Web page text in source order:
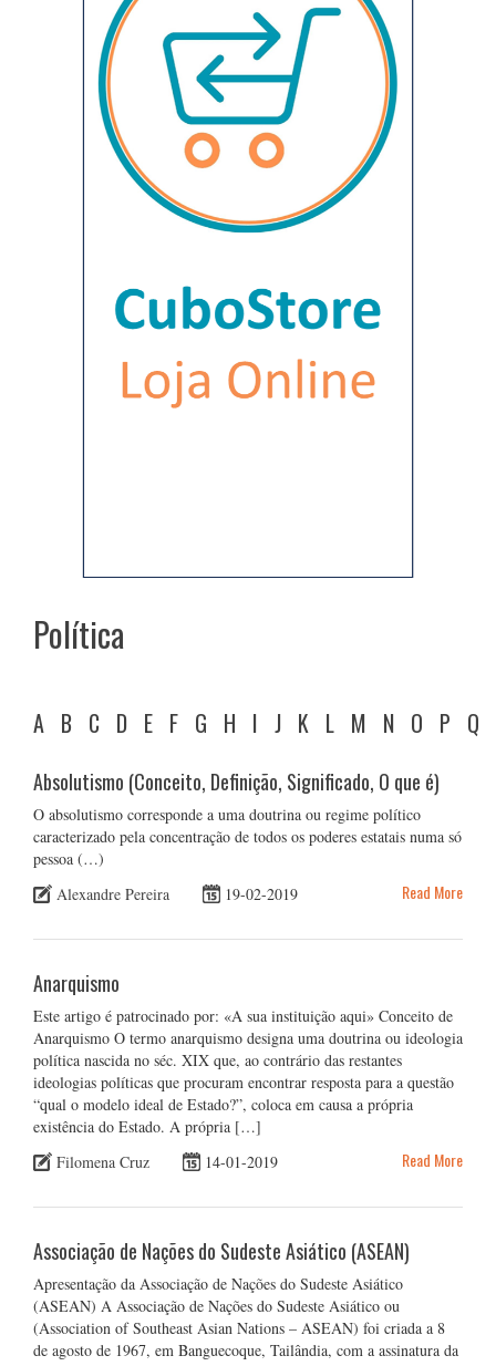
Política
A B C D E F G H I J K L M N O P Q
Absolutismo (Conceito, Definição, Significado, O que é)
O absolutismo corresponde a uma doutrina ou regime político
caracterizado pela concentração de todos os poderes estatais numa só
pessoa (…)
Alexandre Pereira
19-02-2019 Read More
Anarquismo
Este artigo é patrocinado por: «A sua instituição aqui» Conceito de
Anarquismo O termo anarquismo designa uma doutrina ou ideologia
política nascida no séc. XIX que, ao contrário das restantes
ideologias políticas que procuram encontrar resposta para a questão
“qual o modelo ideal de Estado?”, coloca em causa a própria
existência do Estado. A própria […]
Filomena Cruz
14-01-2019 Read More
Associação de Nações do Sudeste Asiático (ASEAN)
Apresentação da Associação de Nações do Sudeste Asiático
(ASEAN) A Associação de Nações do Sudeste Asiático ou
(Association of Southeast Asian Nations – ASEAN) foi criada a 8
de agosto de 1967, em Banguecoque, Tailândia, com a assinatura da